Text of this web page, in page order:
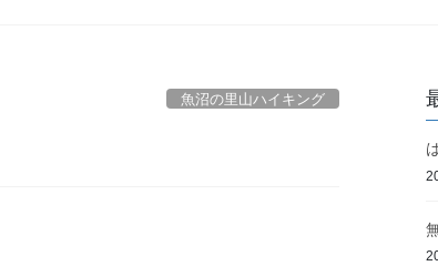
魚沼の里山ハイキング